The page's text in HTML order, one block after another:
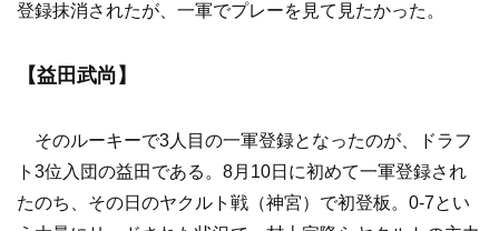
登録抹消されたが、一軍でプレーを見て見たかった。
【益田武尚】
そのルーキーで3人目の一軍登録となったのが、ドラフ
ト3位入団の益田である。8月10日に初めて一軍登録され
たのち、その日のヤクルト戦（神宮）で初登板。0-7とい